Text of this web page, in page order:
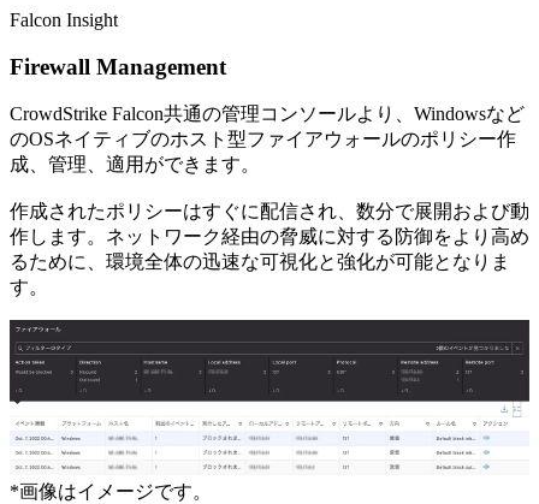
Falcon Insight
Firewall Management
CrowdStrike Falcon共通の管理コンソールより、Windowsなど
のOSネイティブのホスト型ファイアウォールのポリシー作
成、管理、適⽤ができます。
作成されたポリシーはすぐに配信され、数分で展開および動
作します。ネットワーク経由の脅威に対する防御をより⾼め
るために、環境全体の迅速な可視化と強化が可能となりま
す。
*画像はイメージです。